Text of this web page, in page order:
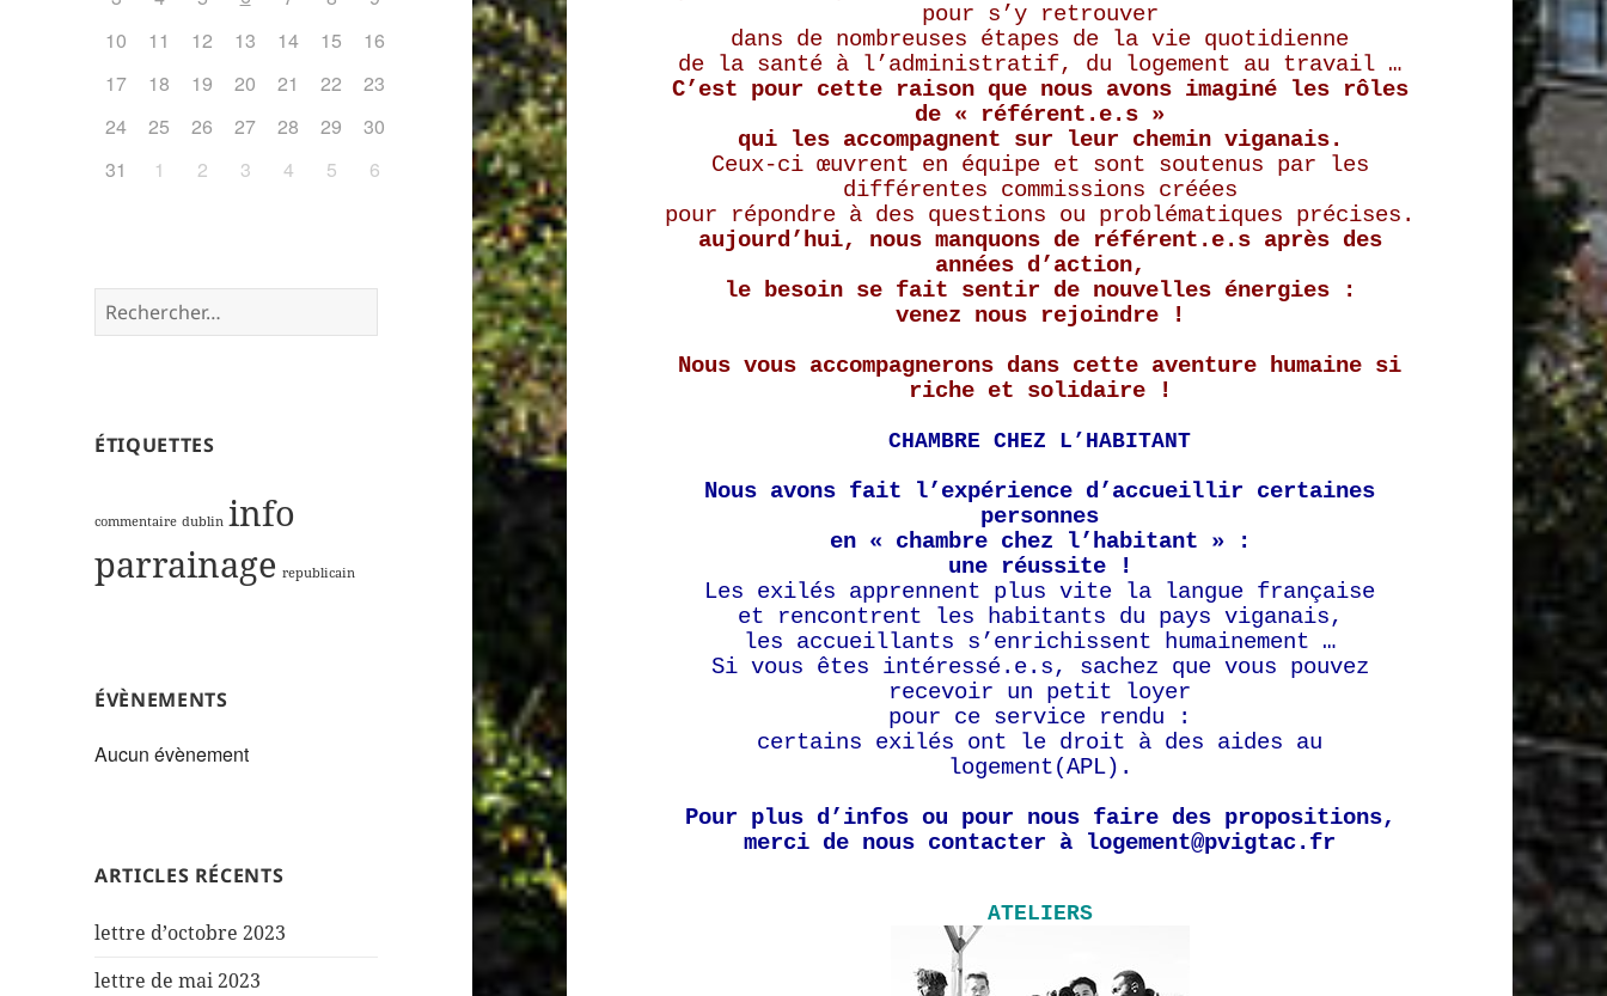
10
11 12 13 14 15
16
17
18 19 20 21 22
23
24
25 26 27 28 29
30
31
1 2 3 4 5 6
Rechercher :
ÉTIQUETTES
commentaire dublin info
parrainage republicain
ÉVÈNEMENTS
Aucun évènement
ARTICLES RÉCENTS
lettre d’octobre 2023
lettre de mai 2023
pour s’y retrouver
dans de nombreuses étapes de la vie quotidienne
de la santé à l’administratif, du logement au travail …
C’est pour cette raison que nous avons imaginé les rôles
de « référent.e.s »
qui les accompagnent sur leur chemin viganais.
Ceux-ci œuvrent en équipe et sont soutenus par les
différentes commissions créées
pour répondre à des questions ou problématiques précises.
aujourd’hui, nous manquons de référent.e.s après des
années d’action,
le besoin se fait sentir de nouvelles énergies :
venez nous rejoindre !
Nous vous accompagnerons dans cette aventure humaine si
riche et solidaire !
CHAMBRE CHEZ L’HABITANT
Nous avons fait l’expérience d’accueillir certaines
personnes
en « chambre chez l’habitant » :
une réussite !
Les exilés apprennent plus vite la langue française
et rencontrent les habitants du pays viganais,
les accueillants s’enrichissent humainement …
Si vous êtes intéressé.e.s, sachez que vous pouvez
recevoir un petit loyer
pour ce service rendu
:
certains exilés ont le droit à des aides au
logement(APL).
Pour plus d’infos ou pour nous faire des propositions,
merci de nous contacter à logement@pvigtac.fr
ATELIERS